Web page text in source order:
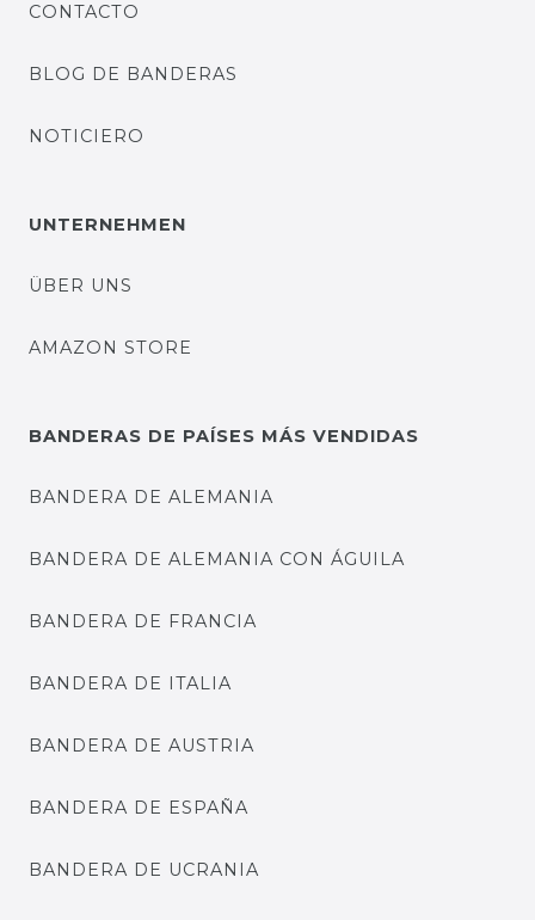
CONTACTO
BLOG DE BANDERAS
NOTICIERO
UNTERNEHMEN
ÜBER UNS
AMAZON STORE
BANDERAS DE PAÍSES MÁS VENDIDAS
BANDERA DE ALEMANIA
BANDERA DE ALEMANIA CON ÁGUILA
BANDERA DE FRANCIA
BANDERA DE ITALIA
BANDERA DE AUSTRIA
BANDERA DE ESPAÑA
BANDERA DE UCRANIA